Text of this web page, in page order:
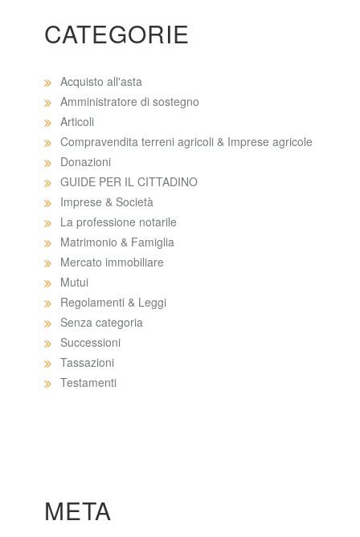
CATEGORIE
Acquisto all'asta
Amministratore di sostegno
Articoli
Compravendita terreni agricoli & Imprese agricole
Donazioni
GUIDE PER IL CITTADINO
Imprese & Società
La professione notarile
Matrimonio & Famiglia
Mercato immobiliare
Mutui
Regolamenti & Leggi
Senza categoria
Successioni
Tassazioni
Testamenti
META